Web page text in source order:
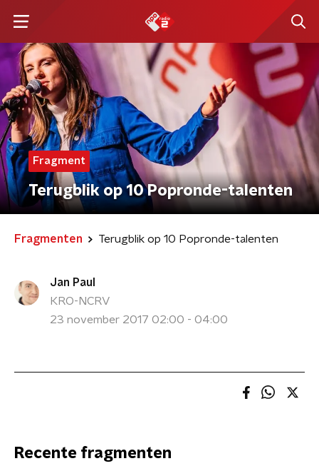
Fragment
Terugblik op 10 Popronde-talenten
Fragmenten Terugblik op 10 Popronde-talenten
Jan Paul
KRO-NCRV
23 november 2017 02:00 - 04:00
Recente fragmenten